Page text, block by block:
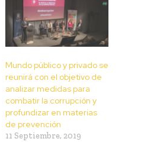
Mundo público y privado se
reunirá con el objetivo de
analizar medidas para
combatir la corrupción y
profundizar en materias
de prevención
11 Septiembre, 2019